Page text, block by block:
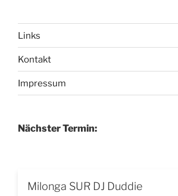
Links
Kontakt
Impressum
Nächster Termin:
Milonga SUR DJ Duddie